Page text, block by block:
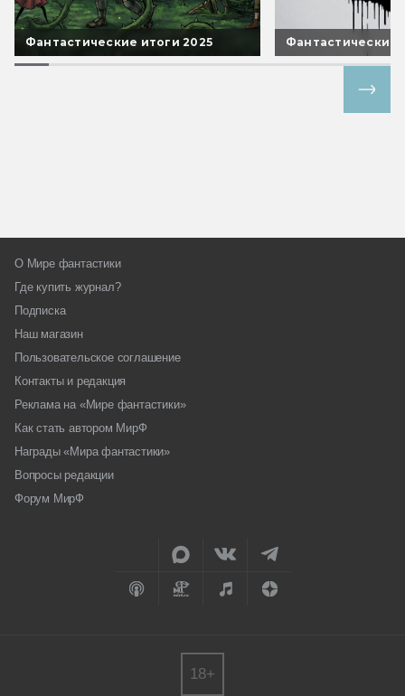
Фантастические итоги 2025 Фантастические
О Мире фантастики
Где купить журнал?
Подписка
Наш магазин
Пользовательское соглашение
Контакты и редакция
Реклама на «Мире фантастики»
Как стать автором МирФ
Награды «Мира фантастики»
Вопросы редакции
Форум МирФ
18+